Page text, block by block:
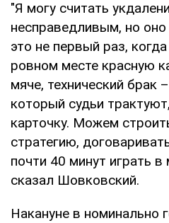
"Я могу считать
несправедливым, но
это не первый раз,
ровном месте красную
мяче, технический брак
который судьи
карточку. Можем
стратегию,
почти 40 минут играть в
сказал Шовковский.
Накануне в номинально